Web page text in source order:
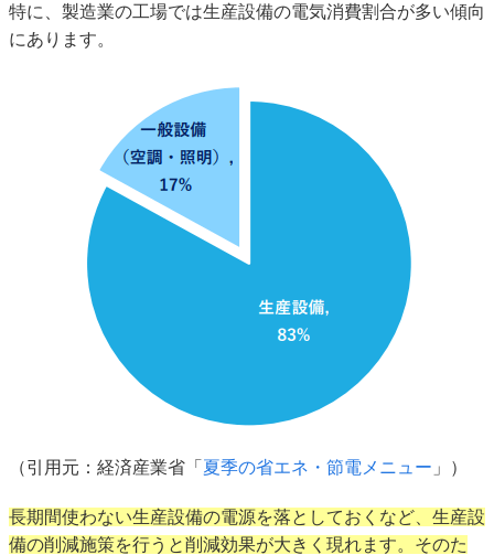
特に、製造業の工場では生産設備の電気消費割合が多い傾向
にあります。
（引用元：経済産業省「 夏季の省エネ・節電メニュー 」）
長期間使わない生産設備の電源を落としておくなど、生産設
備の削減施策を行うと削減効果が大きく現れます。そのた